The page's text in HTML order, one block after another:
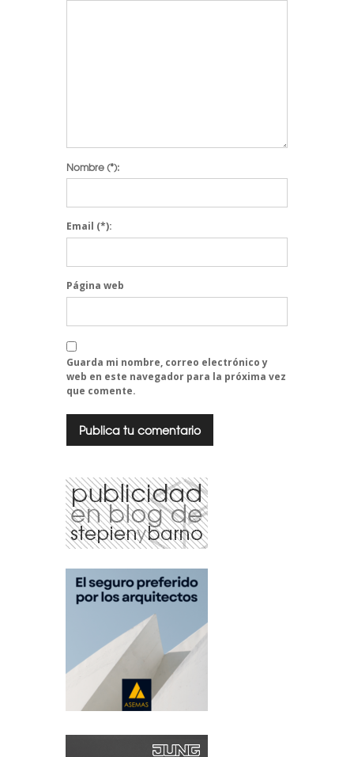
Nombre(*):
Email (*):
Página web
Guarda mi nombre, correo electrónico y
web en este navegador para la próxima vez
que comente.